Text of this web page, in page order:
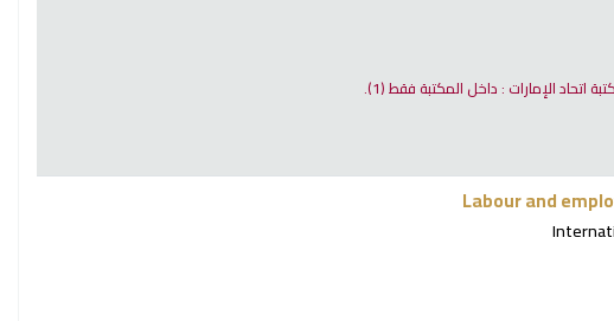
اتحاد الإمارات : داخل المكتبة فقط(1).
Labour and